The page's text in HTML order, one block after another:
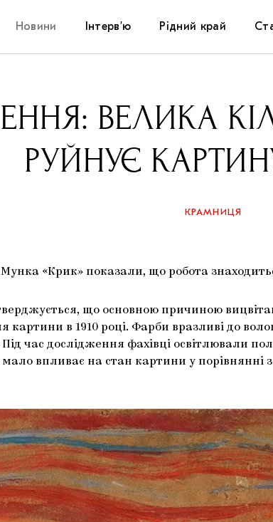
Новини Інтерв’ю
Куратори
Архітектура
Рідний край
Самоорганізації
Освіта
Галереї
Артцентри
ВЕЛИКА
РУЙНУЄ
КРАМНИЦЯ
«Крик» показали, що робота
що основною причиною
картини в 1910 році. Фарби вразливі до
час дослідження фахівці освітлювали
впливає на стан картини у порівнянні